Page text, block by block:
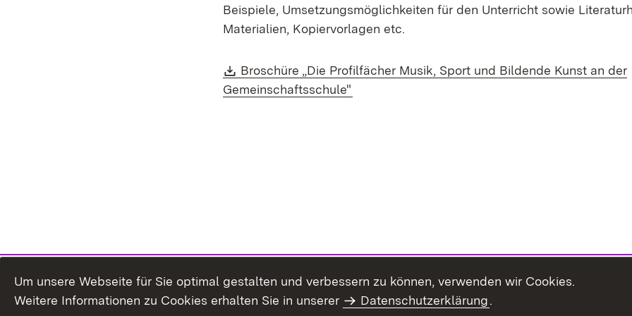
Beispiele, Umsetzungsmöglichkeiten für den Unterricht sowie
Materialien, Kopiervorlagen etc.
Download:
Broschüre „Die Profilfächer Musik, Sport und Bildende Kunst an der
Gemeinschaftsschule"
Um unsere Webseite für Sie optimal gestalten und verbessern zu können, verwenden wir Cookies.
Weitere Informationen zu Cookies erhalten Sie in unserer
Datenschutzerklärung.